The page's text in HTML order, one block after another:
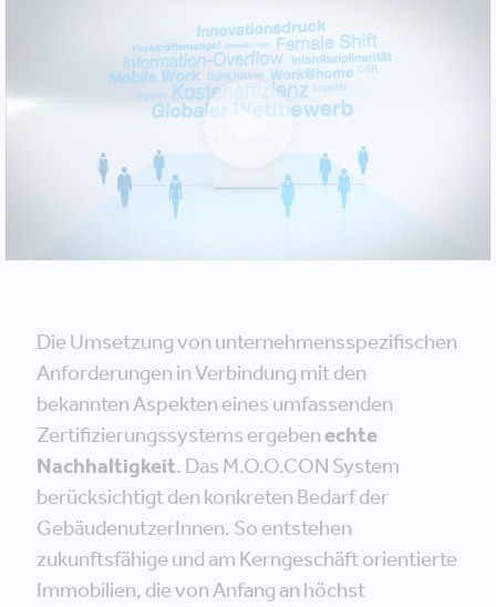
Die Umsetzung von unternehmensspezifischen
Anforderungen in Verbindung mit den
bekannten Aspekten eines umfassenden
Zertifizierungssystems ergebenechte
Nachhaltigkeit. Das M.O.O.CON System
berücksichtigt den konkreten Bedarf der
GebäudenutzerInnen. So entstehen
zukunftsfähige und am Kerngeschäft orientierte
Immobilien, die von Anfang an höchst